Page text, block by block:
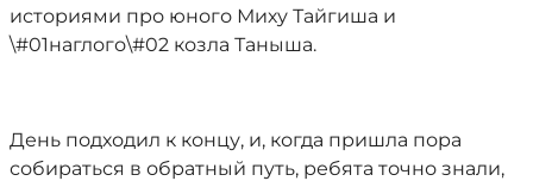
историями про юного Миху Тайгиша и
\#01наглого\#02 козла Таныша.
День подходил к концу, и, когда пришла пора
собираться в обратный путь, ребята точно знали,